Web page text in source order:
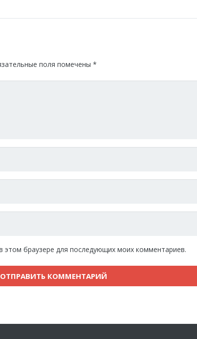
поля помечены *
этом браузере для последующих моих комментариев.